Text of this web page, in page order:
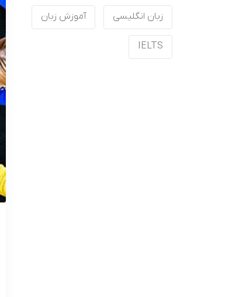
زبان انگلیسی آموزش زبان
IELTS